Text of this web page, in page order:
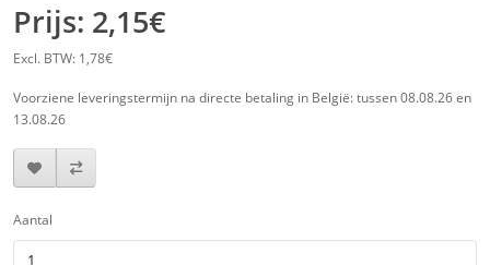
Prijs: 2,15€
Excl. BTW: 1,78€
Voorziene leveringstermijn na directe betaling in België: tussen 08.08.26 en
13.08.26
Aantal